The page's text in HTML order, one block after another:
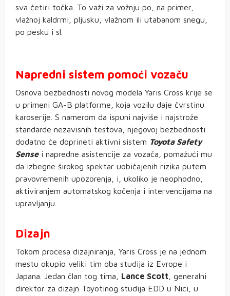
sva četiri točka. To važi za vožnju po, na primer,
vlažnoj kaldrmi, pljusku, vlažnom ili utabanom snegu,
po pesku i sl.
Napredni sistem pomoći vozaču
Osnova bezbednosti novog modela Yaris Cross krije se
u primeni GA-B platforme, koja vozilu daje čvrstinu
karoserije. S namerom da ispuni najviše i najstrože
standarde nezavisnih testova, njegovoj bezbednosti
dodatno će doprineti aktivni sistem Toyota Safety
Sensei napredne asistencije za vozača, pomažući mu
da izbegne širokog spektar uobičajenih rizika putem
pravovremenih upozorenja, i, ukoliko je neophodno,
aktiviranjem automatskog kočenja i intervencijama na
upravljanju.
Dizajn
Tokom procesa dizajniranja, Yaris Cross je na jednom
mestu okupio veliki tim oba studija iz Evrope i
Japana. Jedan član tog tima, Lance Scott , generalni
direktor za dizajn Toyotinog studija EDD u Nici, u